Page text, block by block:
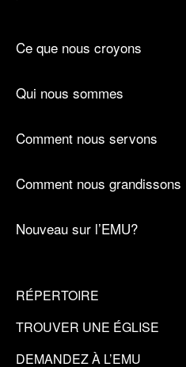
Ce que nous croyons
Qui nous sommes
Comment nous servons
Comment nous grandissons
Nouveau sur l’EMU?
RÉPERTOIRE
TROUVER UNE ÉGLISE
DEMANDEZ À L’EMU